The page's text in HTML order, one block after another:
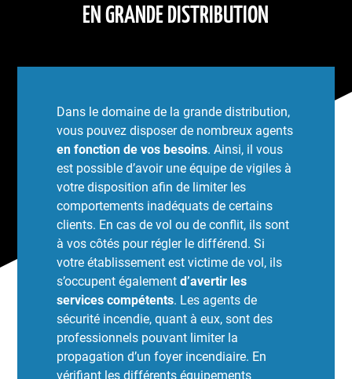
EN GRANDE DISTRIBUTION
Dans le domaine de la grande distribution,
vous pouvez disposer de nombreux agents
en fonction de vos besoins. Ainsi, il vous
est possible d’avoir une équipe de vigiles à
votre disposition afin de limiter les
comportements inadéquats de certains
clients. En cas de vol ou de conflit, ils sont
à vos côtés pour régler le différend. Si
votre établissement est victime de vol, ils
s’occupent égalementd’avertir les
services compétents. Les agents de
sécurité incendie, quant à eux, sont des
professionnels pouvant limiter la
propagation d’un foyer incendiaire. En
vérifiant les différents équipements